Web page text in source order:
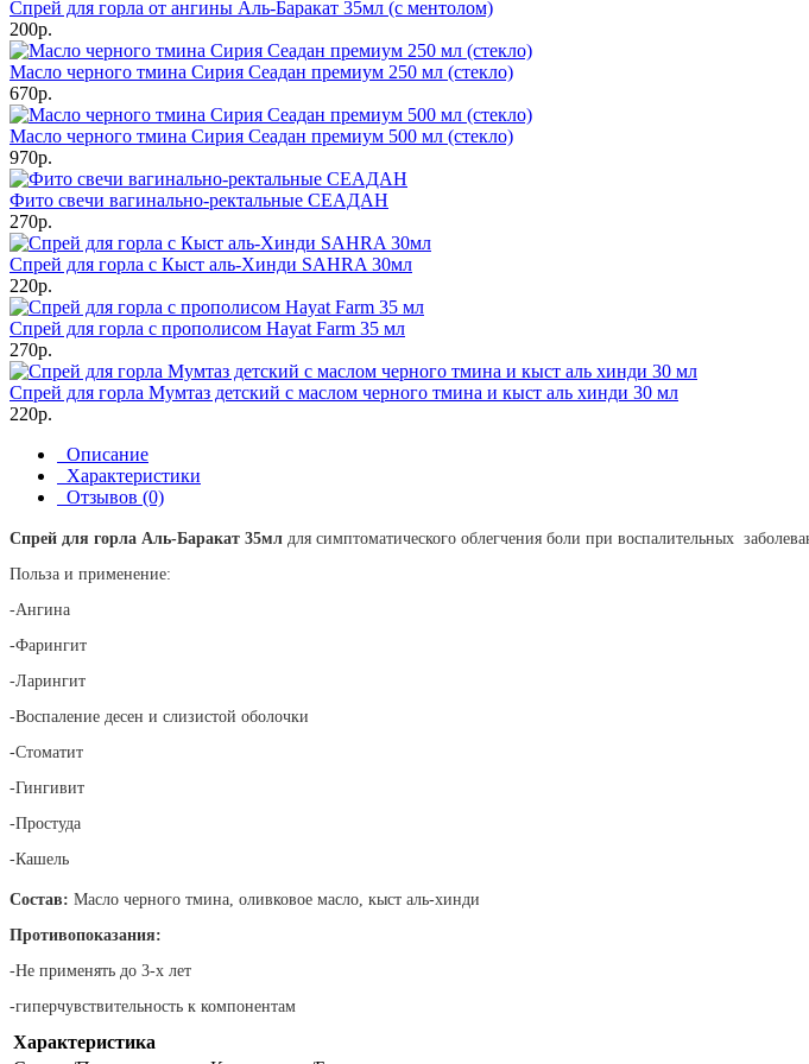
Спрей для горла от ангины Аль-Баракат 35мл (с ментолом)
200р.
Масло черного тмина Сирия Сеадан премиум 250 мл (стекло)
670р.
Масло черного тмина Сирия Сеадан премиум 500 мл (стекло)
970р.
Фито свечи вагинально-ректальные СЕАДАН
270р.
Спрей для горла с Кыст аль-Хинди SAHRA 30мл
220р.
Спрей для горла с прополисом Hayat Farm 35 мл
270р.
Спрей для горла Мумтаз детский с маслом черного тмина и кыст аль хинди 30 мл
220р.
Описание
Характеристики
Отзывов (0)
Спрей для горла Аль-Баракат 35мл для симптоматического облегчения боли при воспалительных
Польза и применение:
-Ангина
-Фарингит
-Ларингит
-Воспаление десен и слизистой оболочки
-Стоматит
-Гингивит
-Простуда
-Кашель
Состав: Масло черного тмина, оливковое масло, кыст аль-хинди
Противопоказания:
-Не применять до 3-х лет
-гиперчувствительность к компонентам
Характеристика